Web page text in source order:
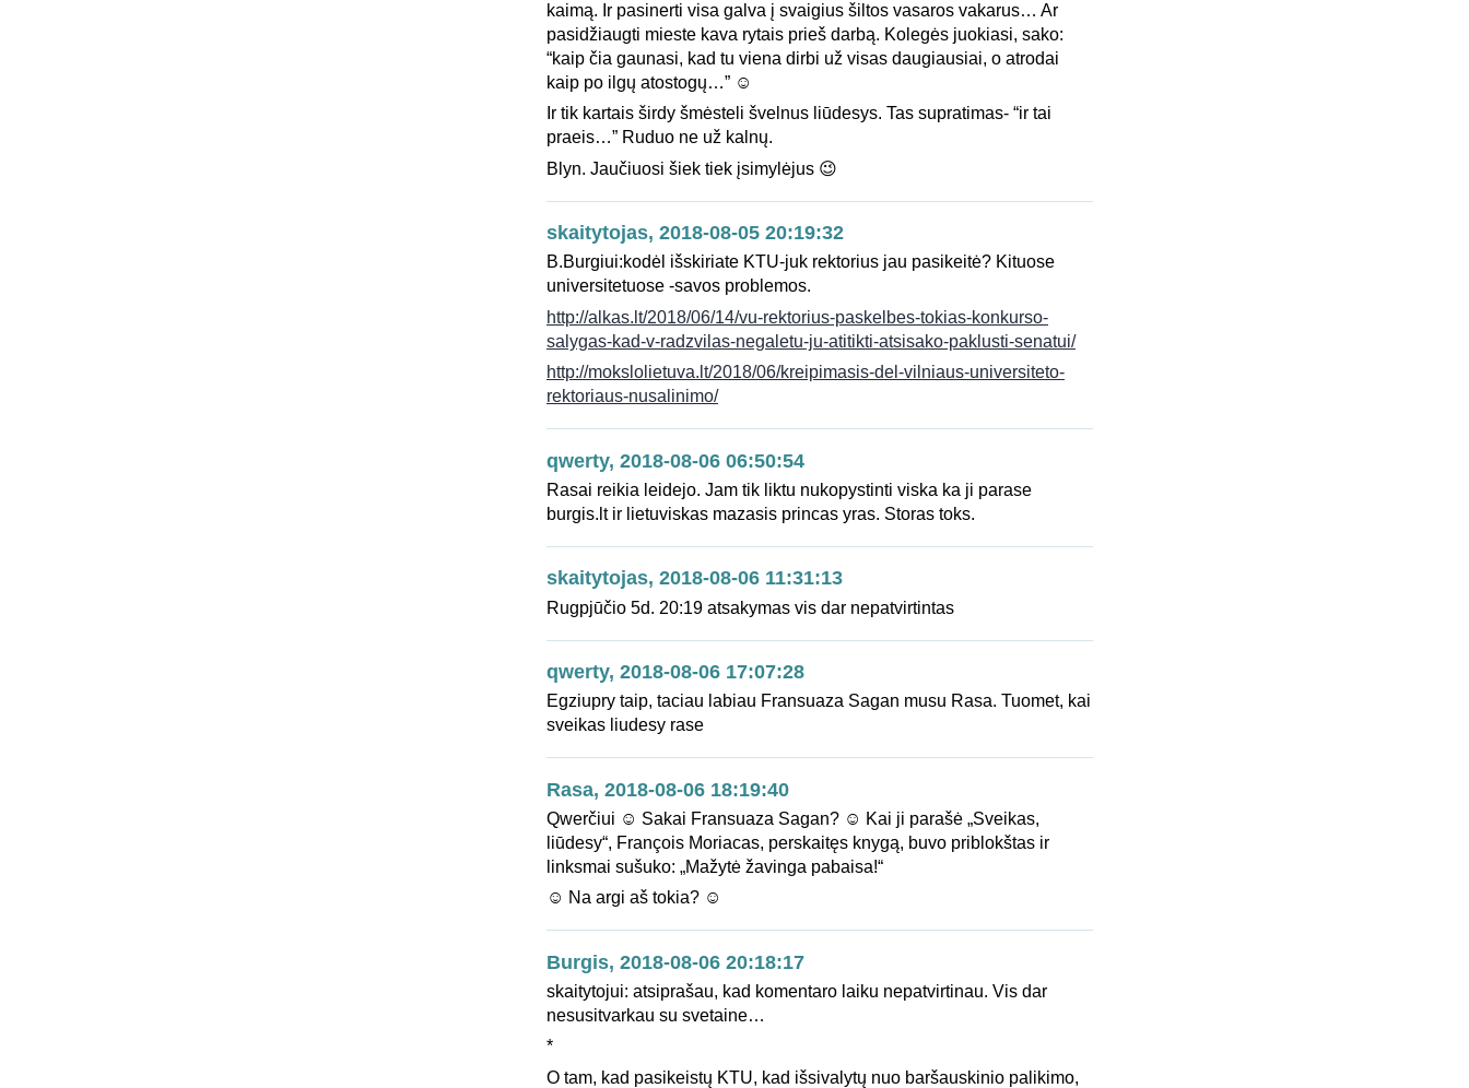
kaimą. Ir pasinerti visa galva į svaigius šiltos vasaros vakarus… Ar
pasidžiaugti mieste kava rytais prieš darbą. Kolegės juokiasi, sako:
“kaip čia gaunasi, kad tu viena dirbi už visas daugiausiai, o atrodai
kaip po ilgų atostogų…” ☺
Ir tik kartais širdy šmėsteli švelnus liūdesys. Tas supratimas- “ir tai
praeis…” Ruduo ne už kalnų.
Blyn. Jaučiuosi šiek tiek įsimylėjus 😉
skaitytojas, 2018-08-05 20:19:32
B.Burgiui:kodėl išskiriate KTU-juk rektorius jau pasikeitė? Kituose
universitetuose -savos problemos.
http://alkas.lt/2018/06/14/vu-rektorius-paskelbes-tokias-konkurso-
salygas-kad-v-radzvilas-negaletu-ju-atitikti-atsisako-paklusti-senatui/
http://mokslolietuva.lt/2018/06/kreipimasis-del-vilniaus-universiteto-
rektoriaus-nusalinimo/
qwerty, 2018-08-06 06:50:54
Rasai reikia leidejo. Jam tik liktu nukopystinti viska ka ji parase
burgis.lt ir lietuviskas mazasis princas yras. Storas toks.
skaitytojas, 2018-08-06 11:31:13
Rugpjūčio 5d. 20:19 atsakymas vis dar nepatvirtintas
qwerty, 2018-08-06 17:07:28
Egziupry taip, taciau labiau Fransuaza Sagan musu Rasa. Tuomet, kai
sveikas liudesy rase
Rasa, 2018-08-06 18:19:40
Qwerčiui ☺ Sakai Fransuaza Sagan? ☺ Kai ji parašė „Sveikas,
liūdesy“, François Moriacas, perskaitęs knygą, buvo priblokštas ir
linksmai sušuko: „Mažytė žavinga pabaisa!“
☺ Na argi aš tokia? ☺
Burgis, 2018-08-06 20:18:17
skaitytojui: atsiprašau, kad komentaro laiku nepatvirtinau. Vis dar
nesusitvarkau su svetaine…
*
O tam, kad pasikeistų KTU, kad išsivalytų nuo baršauskinio palikimo,